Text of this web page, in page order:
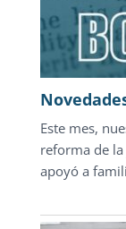
Este mes,
reforma de
apoyó a